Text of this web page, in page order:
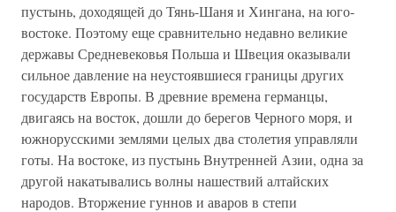
пустынь, доходящей до Тянь-Шаня и Хингана, на юго-
востоке. Поэтому еще сравнительно недавно великие
державы Средневековья Польша и Швеция оказывали
сильное давление на неустоявшиеся границы других
государств Европы. В древние времена германцы,
двигаясь на восток, дошли до берегов Черного моря, и
южнорусскими землями целых два столетия управляли
готы. На востоке, из пустынь Внутренней Азии, одна за
другой накатывались волны нашествий алтайских
народов. Вторжение гуннов и аваров в степи